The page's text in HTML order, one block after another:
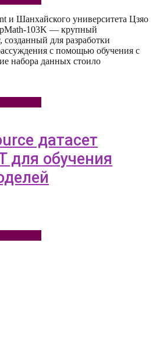
и Шанхайского университета Цзяо
103K — крупный
созданный для разработки
с помощью обучения с
набора данных стоило
датасет
для обучения